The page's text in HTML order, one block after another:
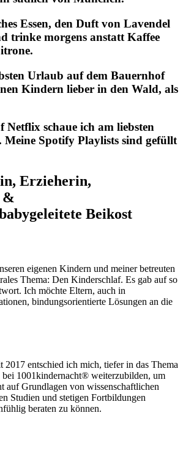
Essen, den Duft von Lavendel
trinke morgens anstatt Kaffee
Urlaub auf dem Bauernhof
Kindern lieber in den Wald, als
Netflix schaue ich am liebsten
Meine Spotify Playlists sind gefüllt
Erzieherin,
&
Beikost
eigenen Kindern und meiner betreuten
Thema: Den Kinderschlaf. Es gab auf so
Ich möchte Eltern, auch in
bindungsorientierte Lösungen an die
2017 entschied ich mich, tiefer in das Thema
bei 1001kindernacht® weiterzubilden, um
auf Grundlagen von wissenschaftlichen
Studien und stetigen Fortbildungen
beraten zu können.